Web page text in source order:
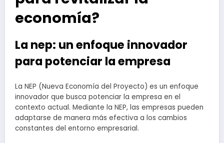
economía?
La nep: un enfoque innovador
para potenciar la empresa
La NEP (Nueva Economía del Proyecto) es un enfoque
innovador que busca potenciar la empresa en el
contexto actual. Mediante la NEP, las empresas pueden
adaptarse de manera más efectiva a los cambios
constantes del entorno empresarial.